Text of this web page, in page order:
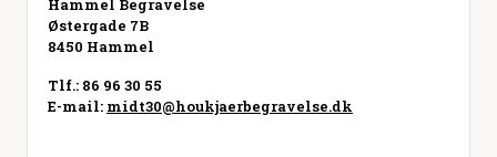
Hammel Begravelse
Østergade 7B
8450 Hammel
Tlf.: 86 96 30 55
E-mail: midt30@houkjaerbegravelse.dk